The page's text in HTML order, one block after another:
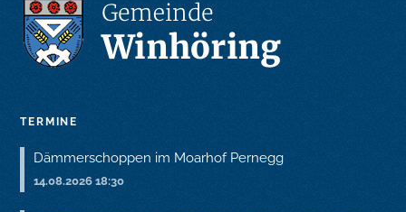
TERMINE
Dämmerschoppen im Moarhof Pernegg
14.08.2026 18:30